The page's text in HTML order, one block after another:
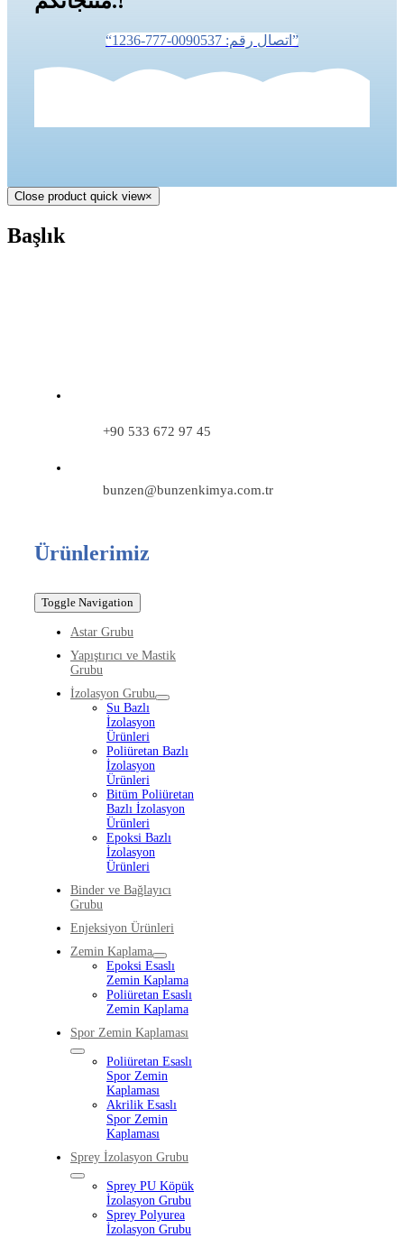
“اتصال رقم: 0090537-777-1236”
Close product quick view×
Başlık
+90 533 672 97 45
bunzen@bunzenkimya.com.tr
Ürünlerimiz
Toggle Navigation
Astar Grubu
Yapıştırıcı ve Mastik
Grubu
İzolasyon Grubu
Su Bazlı
İzolasyon
Ürünleri
Poliüretan Bazlı
İzolasyon
Ürünleri
Bitüm Poliüretan
Bazlı İzolasyon
Ürünleri
Epoksi Bazlı
İzolasyon
Ürünleri
Binder ve Bağlayıcı
Grubu
Enjeksiyon Ürünleri
Zemin Kaplama
Epoksi Esaslı
Zemin Kaplama
Poliüretan Esaslı
Zemin Kaplama
Spor Zemin Kaplaması
Poliüretan Esaslı
Spor Zemin
Kaplaması
Akrilik Esaslı
Spor Zemin
Kaplaması
Sprey İzolasyon Grubu
Sprey PU Köpük
İzolasyon Grubu
Sprey Polyurea
İzolasyon Grubu